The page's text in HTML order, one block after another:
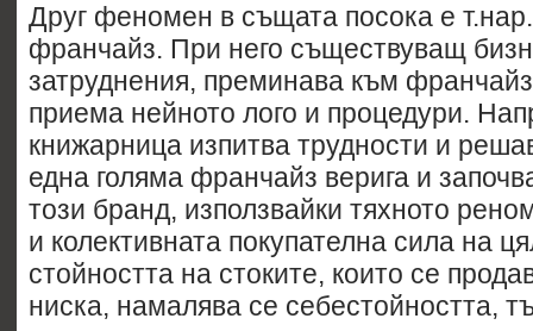
Друг феномен в същата посока е
франчайз. При него съществуващ
затруднения, преминава към франчайз
приема нейното лого и процедури.
книжарница изпитва трудности и
една голяма франчайз верига и
този бранд, използвайки тяхното
и колективната покупателна сила на
стойността на стоките, които се
ниска, намалява се себестойността,